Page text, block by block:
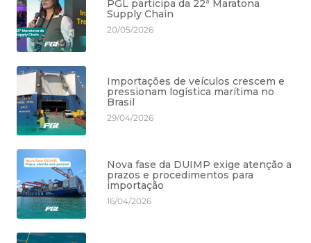
PGL participa da 22ª Maratona
Supply Chain
20/05/2026
Importações de veículos crescem e
pressionam logística marítima no
Brasil
29/04/2026
Nova fase da DUIMP exige atenção a
prazos e procedimentos para
importação
16/04/2026